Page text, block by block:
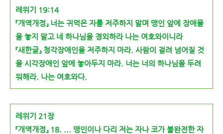
레위기 19:14
『개역개정』 너는 귀먹은 자를 저주하지 말며 맹인 앞에 장애물
을 놓지 말고 네 하나님을 경외하라 나는 여호와이니라
『새한글』 청각장애인을 저주하지 마라. 사람이 걸려 넘어질 것
을 시각장애인 앞에 놓아두지 마라. 너는 너의 하나님을 두려
워해라. 나는 여호와다.
레위기 21장
『개역개정』 18. ... 맹인이나 다리 저는 자나코가 불완전한 자